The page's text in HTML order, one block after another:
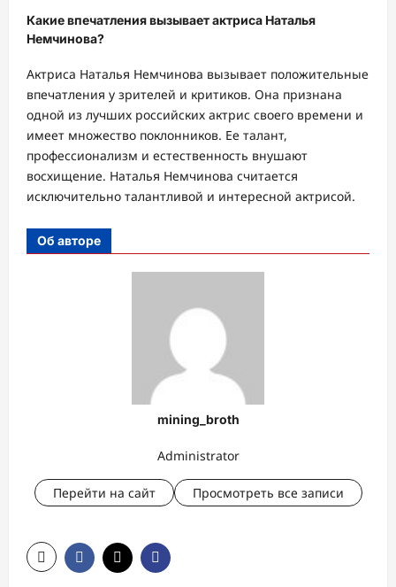
Какие впечатления вызывает актриса Наталья
Немчинова?
Актриса Наталья Немчинова вызывает положительные
впечатления у зрителей и критиков. Она признана
одной из лучших российских актрис своего времени и
имеет множество поклонников. Ее талант,
профессионализм и естественность внушают
восхищение. Наталья Немчинова считается
исключительно талантливой и интересной актрисой.
Об авторе
mining_broth
Administrator
Перейти на сайт Просмотреть все записи